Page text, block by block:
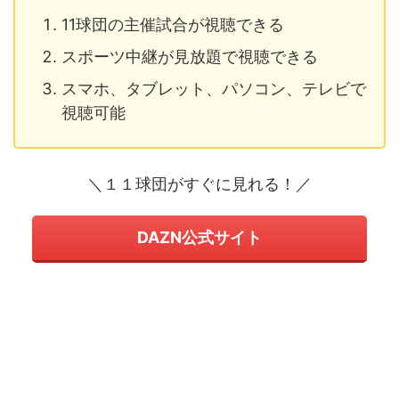
11球団の主催試合が視聴できる
スポーツ中継が見放題で視聴できる
スマホ、タブレット、パソコン、テレビで
視聴可能
＼１１球団がすぐに見れる！／
DAZN公式サイト